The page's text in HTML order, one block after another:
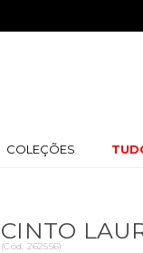
COLEÇÕES
CINTO
(Cód. 262556)